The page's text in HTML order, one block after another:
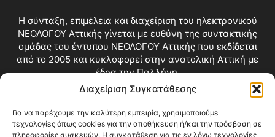
Διαχείριση Συγκατάθεσης
Για να παρέχουμε την καλύτερη εμπειρία, χρησιμοποιούμε
τεχνολογίες όπως cookies για την αποθήκευση ή/και την πρόσβαση σε
πληροφορίες συσκευών. Η συγκατάθεση για τις εν λόγω τεχνολογίες
Η σύνταξη, επιμέλεια και διαχείριση του ηλεκτρονικού
ΝΕΟΛΟΓΟΥ Αττικής γίνεται με ευθύνη της συντακτικής
ομάδας του έντυπου ΝΕΟΛΟΓΟΥ Αττικής που εκδίδεται
από το 2005 και κυκλοφορεί στην ανατολική Αττική με
έδρα την Παλλήνη.
Επικοινωνία:info@neologosattikis.gr
ΑΚΟΛΟΥΘΗΣΕ ΜΑΣ